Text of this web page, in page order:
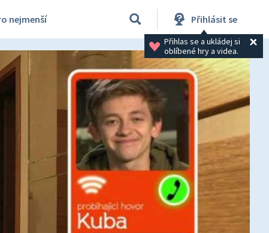
nejmenší Přihlásit se
Přihlas se a ukládej si
oblíbené hry a videa.